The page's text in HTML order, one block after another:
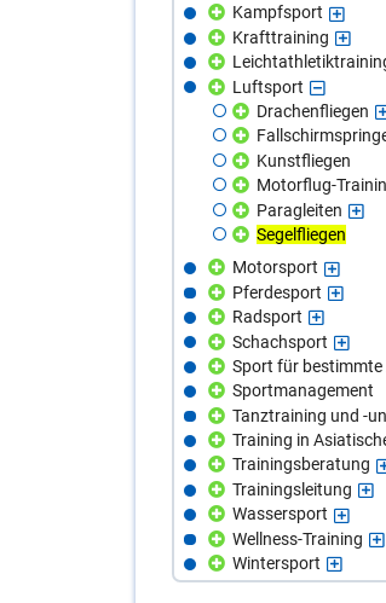
Kampfsport
Krafttraining
Luftsport
Drachenfliegen
Kunstfliegen
Motorflug-
Paragleiten
Segelfliegen
Motorsport
Pferdesport
Radsport
Schachsport
Sport für bestimmte
Sportmanagement
Tanztraining und -
Training in
Trainingsberatung
Trainingsleitung
Wassersport
Wellness-Training
Wintersport